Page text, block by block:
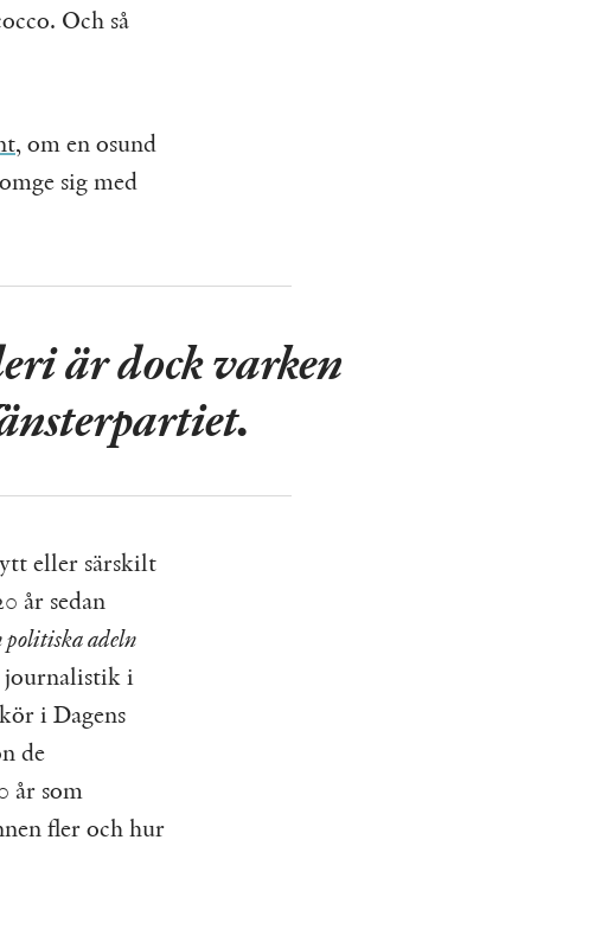
Och så
, om en osund
sig med
är dock varken
eller särskilt
år sedan
politiska adeln
journalistik i
i Dagens
de
år som
fler och hur